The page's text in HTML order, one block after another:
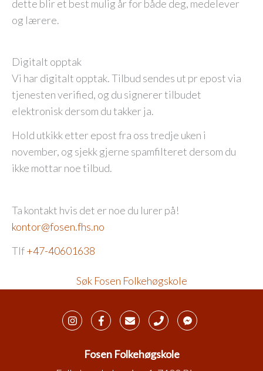
dette blir et best mulig år for både deg, medelever
og lærere.
Digitalt opptak
Vi har digitalt opptak. Tilbud sendes ut pr epost via
tjenesten verified, og du signerer tilbudet
elektronisk dersom du takker ja.
Hold utkikk etter epost fra oss tredje uken i
november, og sjekk gjerne spamfilteret dersom du
ikke mottar noe tilbud.
Ta kontakt hvis det er noe du lurer på!
kontor@fosen.fhs.no
Tlf+47-40601638
Søk Fosen Folkehøgskole
Fosen Folkehøgskole